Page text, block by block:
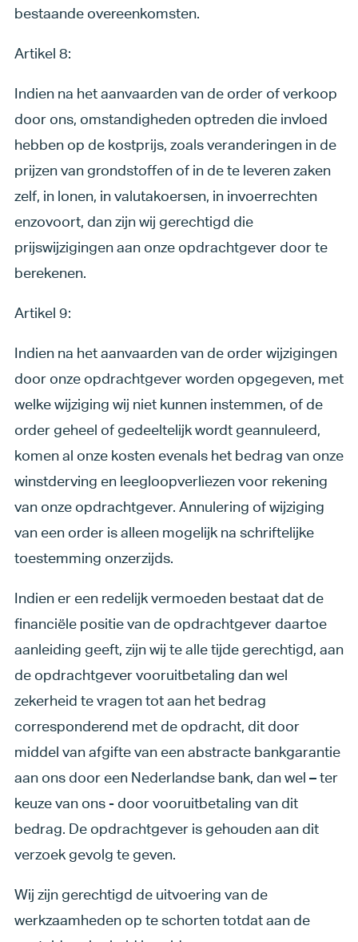
bestaande overeenkomsten.
Artikel 8:
Indien na het aanvaarden van de order of verkoop
door ons, omstandigheden optreden die invloed
hebben op de kostprijs, zoals veranderingen in de
prijzen van grondstoffen of in de te leveren zaken
zelf, in lonen, in valutakoersen, in invoerrechten
enzovoort, dan zijn wij gerechtigd die
prijswijzigingen aan onze opdrachtgever door te
berekenen.
Artikel 9:
Indien na het aanvaarden van de order wijzigingen
door onze opdrachtgever worden opgegeven, met
welke wijziging wij niet kunnen instemmen, of de
order geheel of gedeeltelijk wordt geannuleerd,
komen al onze kosten evenals het bedrag van onze
winstderving en leegloopverliezen voor rekening
van onze opdrachtgever. Annulering of wijziging
van een order is alleen mogelijk na schriftelijke
toestemming onzerzijds.
Indien er een redelijk vermoeden bestaat dat de
financiële positie van de opdrachtgever daartoe
aanleiding geeft, zijn wij te alle tijde gerechtigd, aan
de opdrachtgever vooruitbetaling dan wel
zekerheid te vragen tot aan het bedrag
corresponderend met de opdracht, dit door
middel van afgifte van een abstracte bankgarantie
aan ons door een Nederlandse bank, dan wel – ter
keuze van ons - door vooruitbetaling van dit
bedrag. De opdrachtgever is gehouden aan dit
verzoek gevolg te geven.
Wij zijn gerechtigd de uitvoering van de
werkzaamheden op te schorten totdat aan de